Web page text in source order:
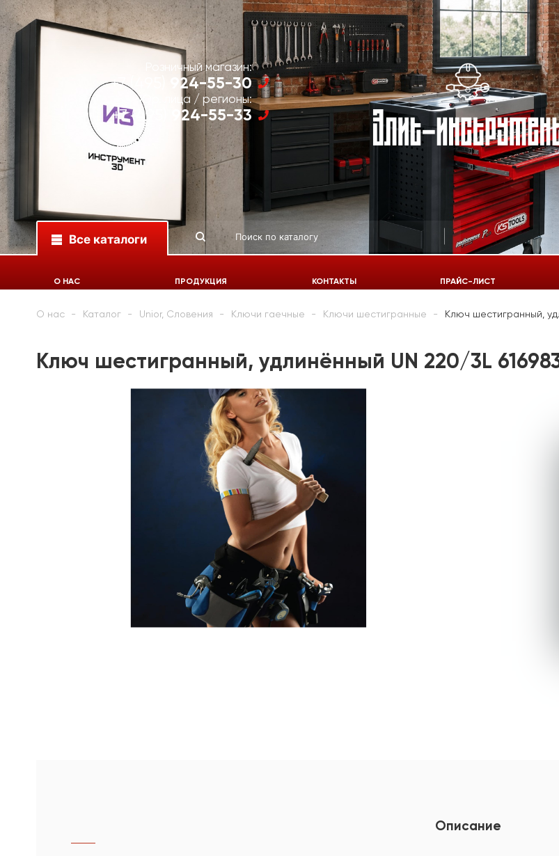
Розничный магазин:
+7 (495) 924-55-30
Юр. лица / регионы:
+7 (495) 924-55-33
Все каталоги
О НАС ПРОДУКЦИЯ КОНТАКТЫ ПРАЙС-ЛИСТ
О нас Каталог Unior, Словения Ключи гаечные Ключи шестигранные Ключ шестигранный,
Ключ шестигранный, удлинённый UN 220/3L
Описание